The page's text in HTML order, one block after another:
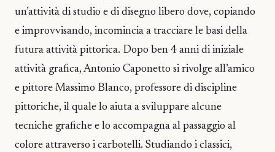
un’attività di studio e di disegno libero dove, copiando
e improvvisando, incomincia a tracciare le basi della
futura attività pittorica. Dopo ben 4 anni di iniziale
attività grafica, Antonio Caponetto si rivolge all’amico
e pittore Massimo Blanco, professore di discipline
pittoriche, il quale lo aiuta a sviluppare alcune
tecniche grafiche e lo accompagna al passaggio al
colore attraverso i carbotelli. Studiando i classici,